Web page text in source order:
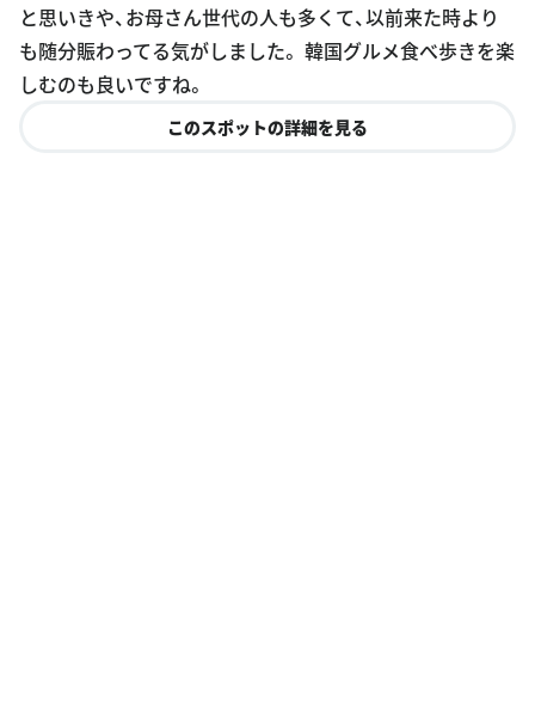
と思いきや、お母さん世代の人も多くて、以前来た時より
も随分賑わってる気がしました。 韓国グルメ食べ歩きを楽
しむのも良いですね。
このスポットの詳細を見る